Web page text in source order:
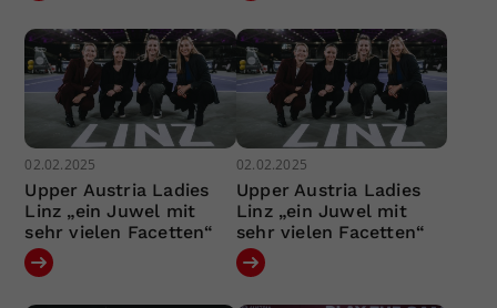
02.02.2025
Upper Austria Ladies
Linz „ein Juwel mit
sehr vielen Facetten“
02.02.2025
Upper Austria Ladies
Linz „ein Juwel mit
sehr vielen Facetten“